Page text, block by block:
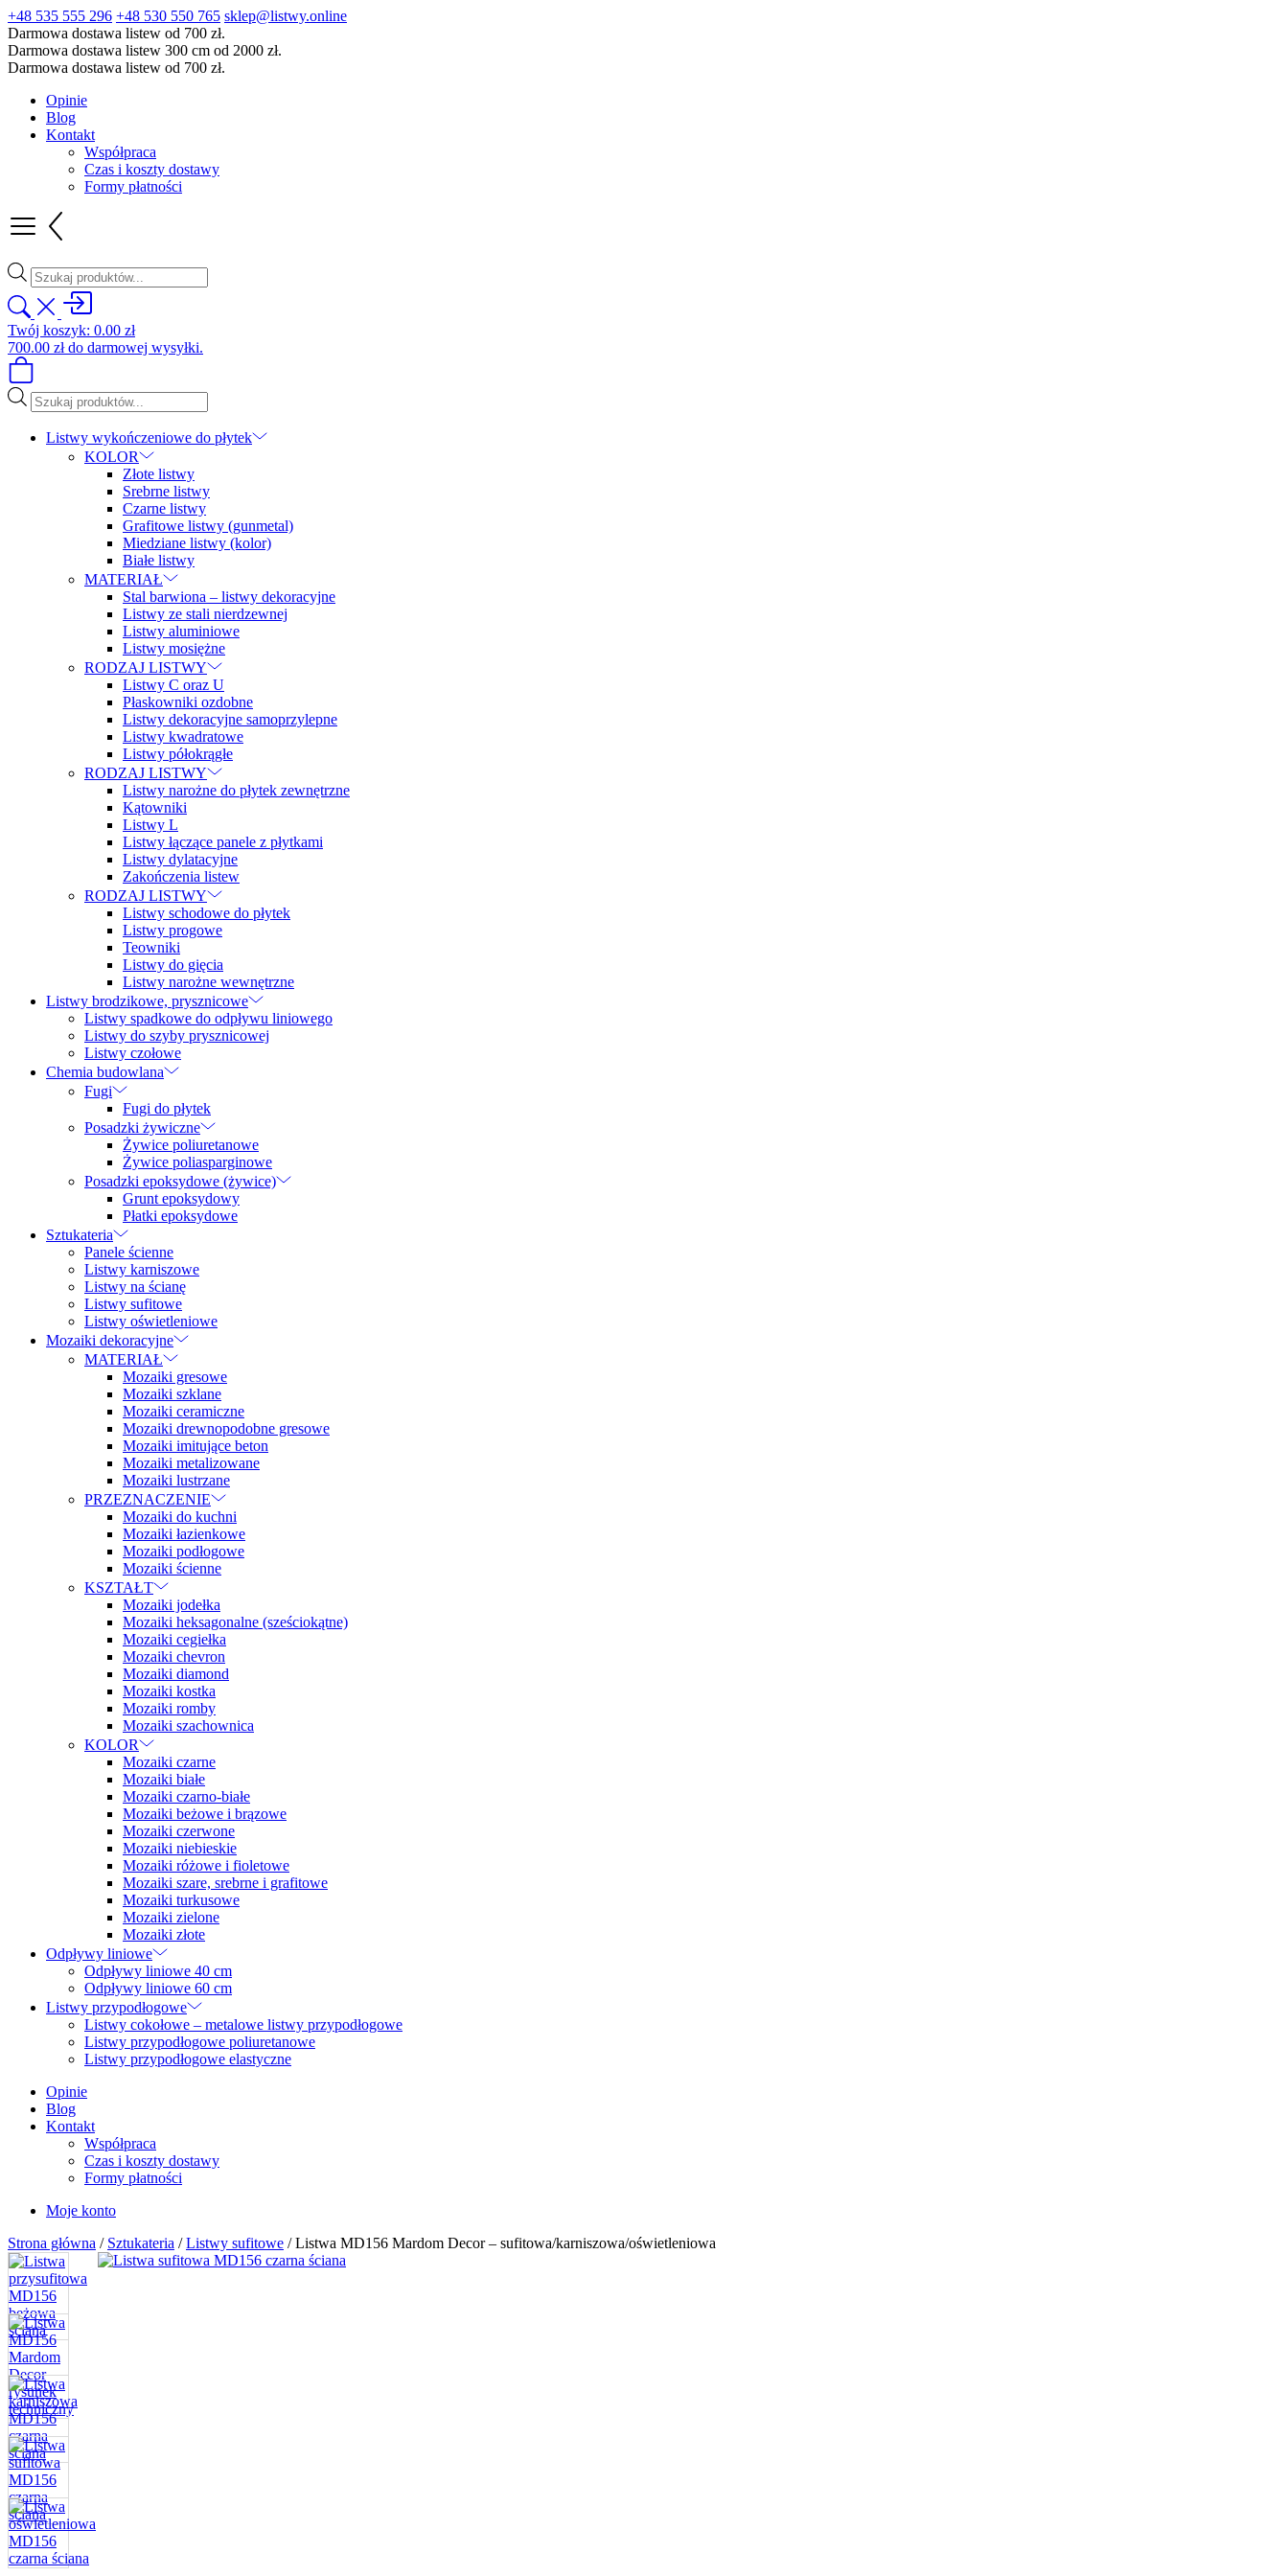
+48 535 555 296 +48 530 550 765 sklep@listwy.online
Darmowa dostawa listew od 700 zł.
Darmowa dostawa listew 300 cm od 2000 zł.
Darmowa dostawa listew od 700 zł.
Opinie
Blog
Kontakt
Współpraca
Czas i koszty dostawy
Formy płatności
Wyszukiwarka
produktów
Twój koszyk: 0.00 zł
700.00 złdo darmowej wysyłki.
Wyszukiwarka
produktów
Listwy wykończeniowe do płytek
KOLOR
Złote listwy
Srebrne listwy
Czarne listwy
Grafitowe listwy (gunmetal)
Miedziane listwy (kolor)
Białe listwy
MATERIAŁ
Stal barwiona – listwy dekoracyjne
Listwy ze stali nierdzewnej
Listwy aluminiowe
Listwy mosiężne
RODZAJ LISTWY
Listwy C oraz U
Płaskowniki ozdobne
Listwy dekoracyjne samoprzylepne
Listwy kwadratowe
Listwy półokrągłe
RODZAJ LISTWY
Listwy narożne do płytek zewnętrzne
Kątowniki
Listwy L
Listwy łączące panele z płytkami
Listwy dylatacyjne
Zakończenia listew
RODZAJ LISTWY
Listwy schodowe do płytek
Listwy progowe
Teowniki
Listwy do gięcia
Listwy narożne wewnętrzne
Listwy brodzikowe, prysznicowe
Listwy spadkowe do odpływu liniowego
Listwy do szyby prysznicowej
Listwy czołowe
Chemia budowlana
Fugi
Fugi do płytek
Posadzki żywiczne
Żywice poliuretanowe
Żywice poliasparginowe
Posadzki epoksydowe (żywice)
Grunt epoksydowy
Płatki epoksydowe
Sztukateria
Panele ścienne
Listwy karniszowe
Listwy na ścianę
Listwy sufitowe
Listwy oświetleniowe
Mozaiki dekoracyjne
MATERIAŁ
Mozaiki gresowe
Mozaiki szklane
Mozaiki ceramiczne
Mozaiki drewnopodobne gresowe
Mozaiki imitujące beton
Mozaiki metalizowane
Mozaiki lustrzane
PRZEZNACZENIE
Mozaiki do kuchni
Mozaiki łazienkowe
Mozaiki podłogowe
Mozaiki ścienne
KSZTAŁT
Mozaiki jodełka
Mozaiki heksagonalne (sześciokątne)
Mozaiki cegiełka
Mozaiki chevron
Mozaiki diamond
Mozaiki kostka
Mozaiki romby
Mozaiki szachownica
KOLOR
Mozaiki czarne
Mozaiki białe
Mozaiki czarno-białe
Mozaiki beżowe i brązowe
Mozaiki czerwone
Mozaiki niebieskie
Mozaiki różowe i fioletowe
Mozaiki szare, srebrne i grafitowe
Mozaiki turkusowe
Mozaiki zielone
Mozaiki złote
Odpływy liniowe
Odpływy liniowe 40 cm
Odpływy liniowe 60 cm
Listwy przypodłogowe
Listwy cokołowe – metalowe listwy przypodłogowe
Listwy przypodłogowe poliuretanowe
Listwy przypodłogowe elastyczne
Opinie
Blog
Kontakt
Współpraca
Czas i koszty dostawy
Formy płatności
Moje konto
Strona główna / Sztukateria /Listwy sufitowe / Listwa MD156 Mardom Decor – sufitowa/karniszowa/oświetleniowa